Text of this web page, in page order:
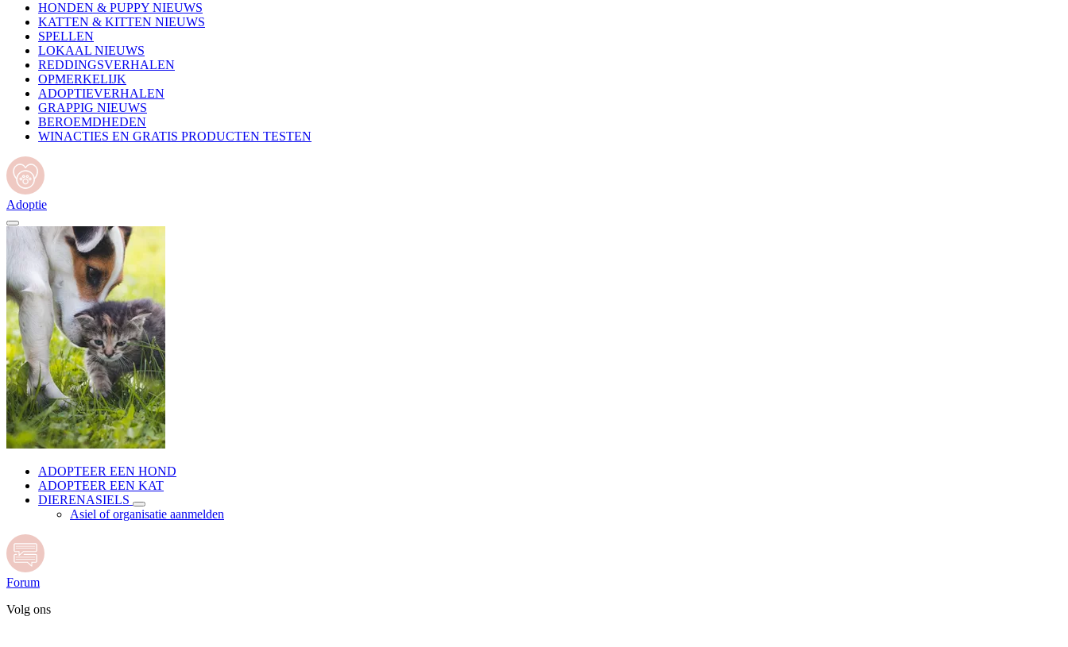
HONDEN & PUPPY NIEUWS
KATTEN & KITTEN NIEUWS
SPELLEN
LOKAAL NIEUWS
REDDINGSVERHALEN
OPMERKELIJK
ADOPTIEVERHALEN
GRAPPIG NIEUWS
BEROEMDHEDEN
WINACTIES EN GRATIS PRODUCTEN TESTEN
Adoptie
ADOPTEER EEN HOND
ADOPTEER EEN KAT
DIERENASIELS
Asiel of organisatie aanmelden
Forum
Volg ons